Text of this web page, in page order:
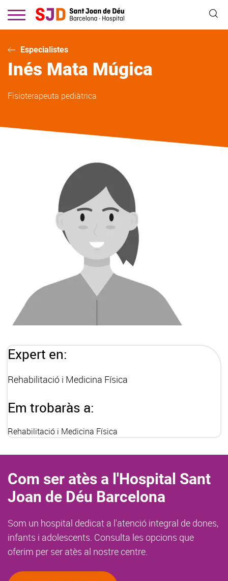
contingut
Especialistes
Inés Mata Múgica
Fisioterapeuta pediàtrica
Expert en:
Rehabilitació i Medicina Física
Em trobaràs a:
Rehabilitació i Medicina Física
Com ser atès a l'Hospital Sant
Joan de Déu Barcelona
Som un hospital dedicat a l'atenció integral de dones,
infants i adolescents. Consulta les opcions que
oferim per ser atès al nostre centre.